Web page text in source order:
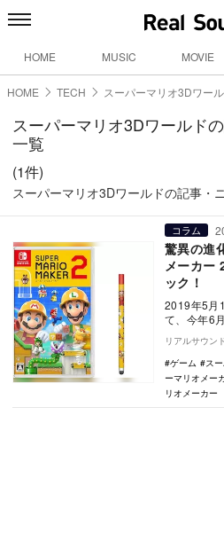
HOME MUSIC MOVIE
HOME TECH スーパーマリオ3Dワー
スーパーマリオ3Dワールド
一覧
(1件)
スーパーマリオ3Dワールドの記事・
コラム
驚異の進
メーカー
ック！
2019年5月
て、今年6
ーパーマ
リアルサウン
ゲーム
ス
ーマリオメー
リオメーカー